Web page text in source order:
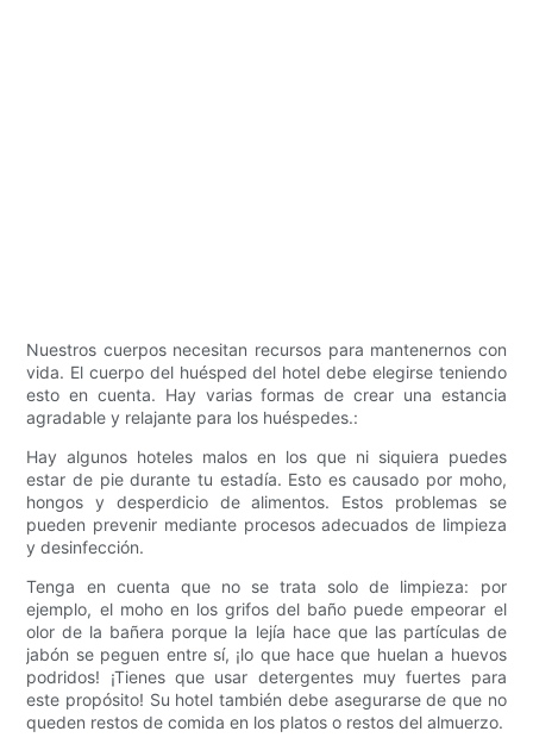
Nuestros cuerpos necesitan recursos para mantenernos con
vida. El cuerpo del huésped del hotel debe elegirse teniendo
esto en cuenta. Hay varias formas de crear una estancia
agradable y relajante para los huéspedes.:
Hay algunos hoteles malos en los que ni siquiera puedes
estar de pie durante tu estadía. Esto es causado por moho,
hongos y desperdicio de alimentos. Estos problemas se
pueden prevenir mediante procesos adecuados de limpieza
y desinfección.
Tenga en cuenta que no se trata solo de limpieza: por
ejemplo, el moho en los grifos del baño puede empeorar el
olor de la bañera porque la lejía hace que las partículas de
jabón se peguen entre sí, ¡lo que hace que huelan a huevos
podridos! ¡Tienes que usar detergentes muy fuertes para
este propósito! Su hotel también debe asegurarse de que no
queden restos de comida en los platos o restos del almuerzo.